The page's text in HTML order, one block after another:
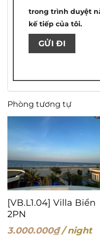
trong trình duyệt
kế tiếp của tôi.
Phòng tương tự
[VB.L1.04] Villa Biển
2PN
3.000.000₫/ night